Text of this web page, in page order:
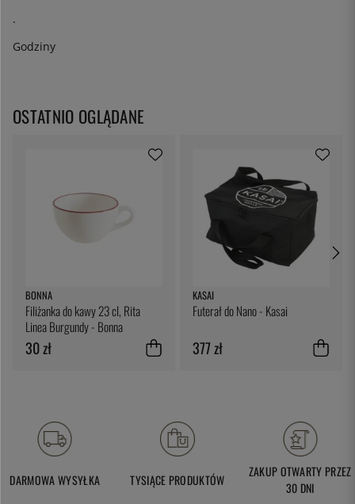
.
Godziny
OSTATNIO OGLĄDANE
BONNA
Filiżanka do kawy 23 cl, Rita
Linea Burgundy - Bonna
30 zł
KASAI
Futerał do Nano - Kasai
377 zł
DARMOWA WYSYŁKA TYSIĄCE PRODUKTÓW
ZAKUP OTWARTY PRZEZ
30 DNI